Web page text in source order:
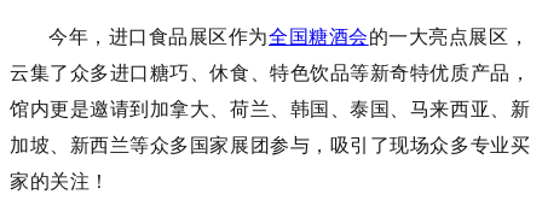
今年， 进口食品展区作为全国糖酒会的一大亮点展区，
云集了众多进口糖巧、休食、特色饮品等新奇特优质产品，
馆内更是邀请到加拿大、荷兰、韩国、泰国、马来西亚、新
加坡、新西兰等众多国家展团参与，吸引了现场众多专业买
家的关注！